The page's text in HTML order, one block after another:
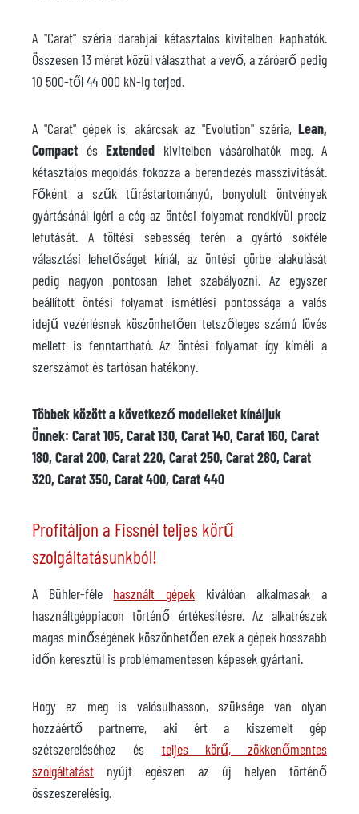
A "Carat" széria darabjai kétasztalos kivitelben kaphatók.
Összesen 13 méret közül választhat a vevő, a záróerő pedig
10 500-től 44 000 kN-ig terjed.
A "Carat" gépek is, akárcsak az "Evolution" széria, Lean,
Compact és Extended kivitelben vásárolhatók meg. A
kétasztalos megoldás fokozza a berendezés masszivitását.
Főként a szűk tűréstartományú, bonyolult öntvények
gyártásánál ígéri a cég az öntési folyamat rendkívül precíz
lefutását. A töltési sebesség terén a gyártó sokféle
választási lehetőséget kínál, az öntési görbe alakulását
pedig nagyon pontosan lehet szabályozni. Az egyszer
beállított öntési folyamat ismétlési pontossága a valós
idejű vezérlésnek köszönhetően tetszőleges számú lövés
mellett is fenntartható. Az öntési folyamat így kíméli a
szerszámot és tartósan hatékony.
Többek között a következő modelleket kínáljuk
Önnek: Carat 105, Carat 130, Carat 140, Carat 160, Carat
180, Carat 200, Carat 220, Carat 250, Carat 280, Carat
320, Carat 350, Carat 400, Carat 440
Profitáljon a Fissnél teljes körű
szolgáltatásunkból!
A Bühler-féle használt gépek kiválóan alkalmasak a
használtgéppiacon történő értékesítésre. Az alkatrészek
magas minőségének köszönhetően ezek a gépek hosszabb
időn keresztül is problémamentesen képesek gyártani.
Hogy ez meg is valósulhasson, szüksége van olyan
hozzáértő partnerre, aki ért a kiszemelt gép
szétszereléséhez és teljes körű, zökkenőmentes
szolgáltatást nyújt egészen az új helyen történő
összeszerelésig.